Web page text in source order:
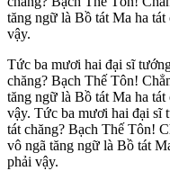
tăng ngữ là Bồ tát Ma ha
vậy.
Tức ba mươi hai đại sĩ
chăng? Bạch Thế Tôn!
tăng ngữ là Bồ tát Ma ha
vậy. Tức ba mươi hai đại sĩ
tát chăng? Bạch Thế Tôn!
vô ngã tăng ngữ là Bồ tát
phải vậy.